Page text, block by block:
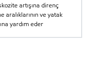
artışına direnç
ve yatak
yardım eder